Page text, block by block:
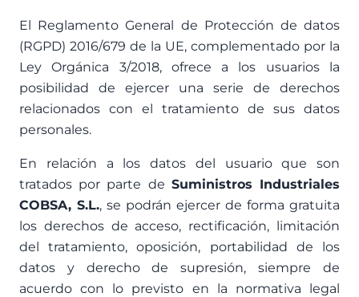
El Reglamento General de Protección de datos
(RGPD) 2016/679 de la UE, complementado por la
Ley Orgánica 3/2018, ofrece a los usuarios la
posibilidad de ejercer una serie de derechos
relacionados con el tratamiento de sus datos
personales.
En relación a los datos del usuario que son
tratados por parte de Suministros Industriales
COBSA, S.L., se podrán ejercer de forma gratuita
los derechos de acceso, rectificación, limitación
del tratamiento, oposición, portabilidad de los
datos y derecho de supresión, siempre de
acuerdo con lo previsto en la normativa legal